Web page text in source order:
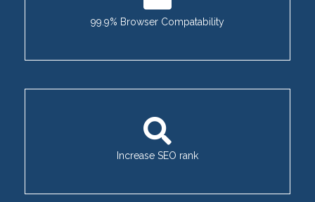
99.9% Browser Compatability
Increase SEO rank